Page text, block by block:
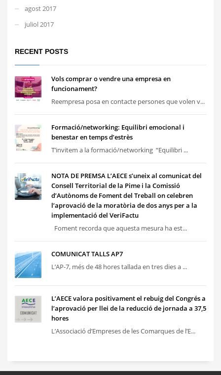
agost 2017
juliol 2017
RECENT POSTS
Vols comprar o vendre una empresa en
funcionament?
Reempresa posa en contacte persones que volen v...
Formació/networking: Equilibri emocional i
benestar en temps d’estrès
T’invitem a la formació/networking “Equilibri ...
NOTA DE PREMSA L’AECE s’uneix al comunicat del
Consell Territorial de la Pime i la Comissió
d’Autònoms de Foment del Treball on celebren
l’aprovació de la moratòria de dos anys per a la
implementació del VeriFactu
Foment recorda que aquesta mesura ha est...
COMUNICAT TALLS AP7
L’AP-7, més de 48 hores tallada en tres dies a ...
L’AECE valora positivament el rebuig del Congrés a
l’aprovació per llei de la reducció de jornada a 37,5
hores
L’Associació d’Empreses de les Comarques de l’E...